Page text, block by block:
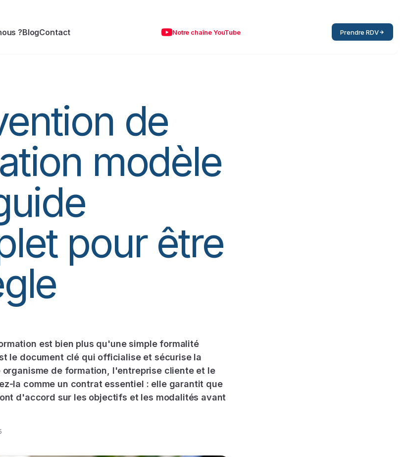
?BlogContact Notre chaîne YouTube Prendre RDV
de
modèle
pour être
est bien plus qu'une simple formalité
le document clé qui officialise et sécurise la
de formation, l'entreprise cliente et le
la comme un contrat essentiel : elle garantit que
d'accord sur les objectifs et les modalités avant